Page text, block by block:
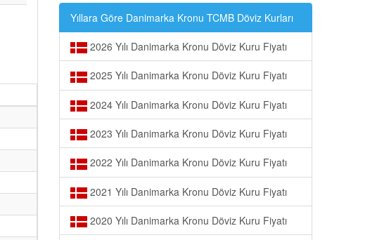
Yıllara Göre Danimarka Kronu TCMB Döviz Kurları
2026 Yılı Danimarka Kronu Döviz Kuru Fiyatı
2025 Yılı Danimarka Kronu Döviz Kuru Fiyatı
2024 Yılı Danimarka Kronu Döviz Kuru Fiyatı
2023 Yılı Danimarka Kronu Döviz Kuru Fiyatı
2022 Yılı Danimarka Kronu Döviz Kuru Fiyatı
2021 Yılı Danimarka Kronu Döviz Kuru Fiyatı
2020 Yılı Danimarka Kronu Döviz Kuru Fiyatı